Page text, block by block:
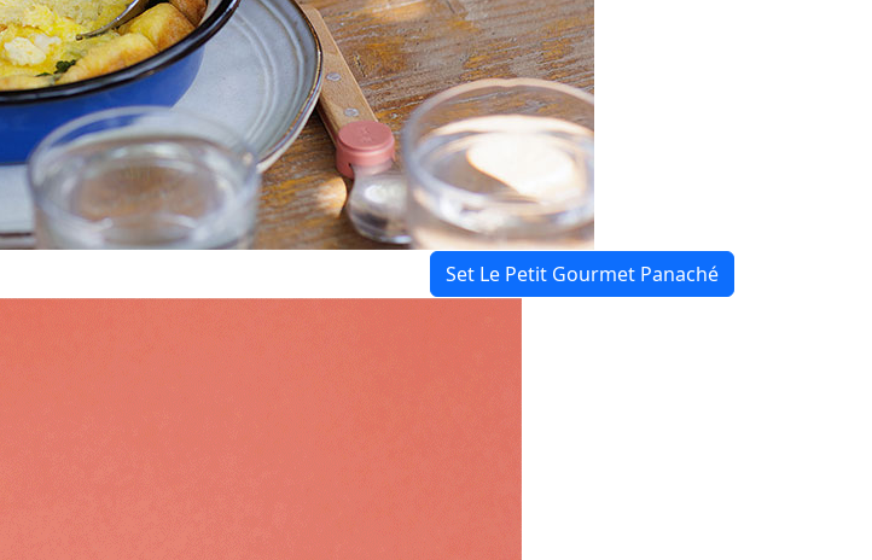
Set Le Petit Gourmet Panaché